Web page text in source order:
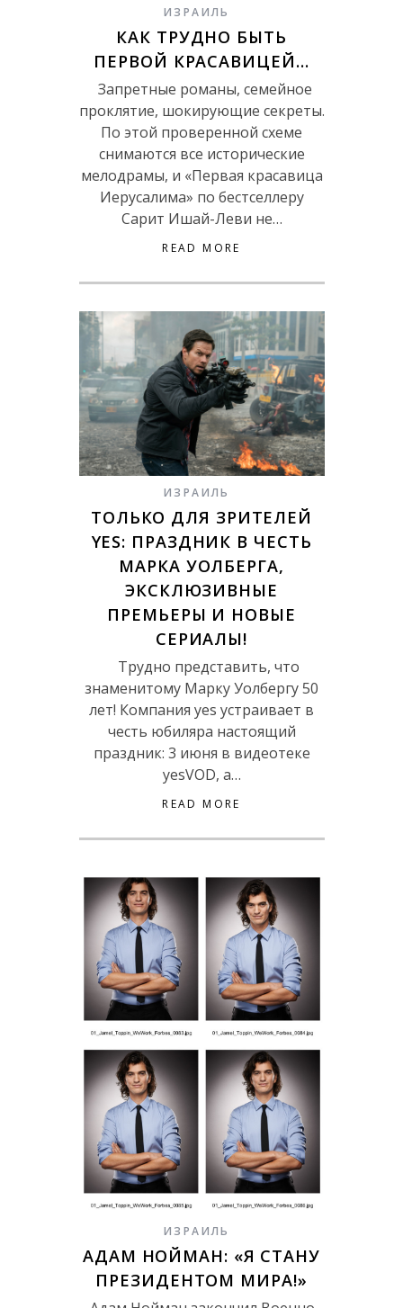
ИЗРАИЛЬ
КАК ТРУДНО БЫТЬ
ПЕРВОЙ КРАСАВИЦЕЙ…
Запретные романы, семейное
проклятие, шокирующие секреты.
По этой проверенной схеме
снимаются все исторические
мелодрамы, и «Первая красавица
Иерусалима» по бестселлеру
Сарит Ишай-Леви не…
READ MORE
ИЗРАИЛЬ
ТОЛЬКО ДЛЯ ЗРИТЕЛЕЙ
YES: ПРАЗДНИК В ЧЕСТЬ
МАРКА УОЛБЕРГА,
ЭКСКЛЮЗИВНЫЕ
ПРЕМЬЕРЫ И НОВЫЕ
СЕРИАЛЫ!
Трудно представить, что
знаменитому Марку Уолбергу 50
лет! Компания yes устраивает в
честь юбиляра настоящий
праздник: 3 июня в видеотеке
yesVOD, а…
READ MORE
ИЗРАИЛЬ
АДАМ НОЙМАН: «Я СТАНУ
ПРЕЗИДЕНТОМ МИРА!»